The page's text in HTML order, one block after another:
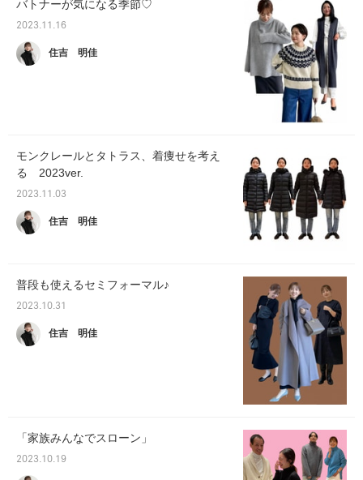
バトナーが気になる季節♡
2023.11.16
住吉 明佳
モンクレールとタトラス、着痩せを考え
る 2023ver.
2023.11.03
住吉 明佳
普段も使えるセミフォーマル♪
2023.10.31
住吉 明佳
「家族みんなでスローン」
2023.10.19